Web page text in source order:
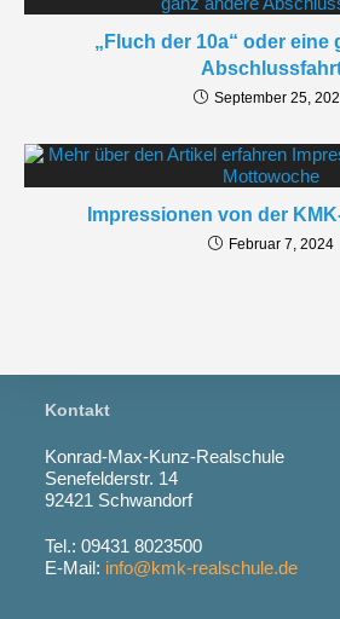
„Fluch der 10a“ oder eine
September 25,
Impressionen von der
Februar 7, 2024
Kontakt
Konrad-Max-Kunz-Realschule
Senefelderstr. 14
92421 Schwandorf
Tel.: 09431 8023500
E-Mail: info@kmk-realschule.de